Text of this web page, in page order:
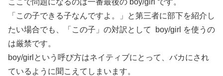
「この子できる子なんですよ。」と第三者に部下を紹介し
たい場合でも、「この子」の対訳として boy/girl を使うの
は厳禁です。
boy/girlという呼び方はネイティブにとって、バカにされ
ているように聞こえてしまいます。